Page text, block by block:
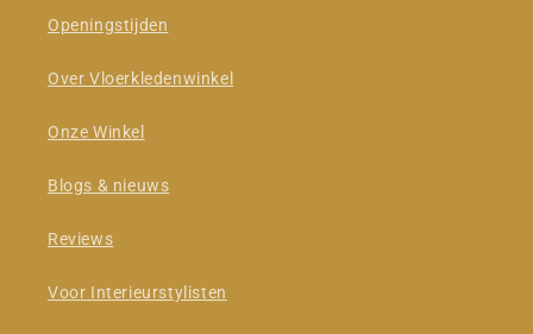
Openingstijden
Over Vloerkledenwinkel
Onze Winkel
Blogs & nieuws
Reviews
Voor Interieurstylisten